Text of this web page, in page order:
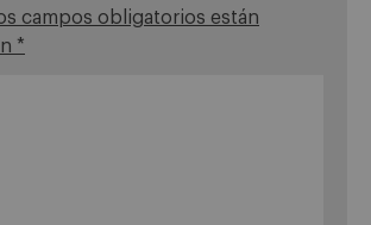
campos obligatorios están
*